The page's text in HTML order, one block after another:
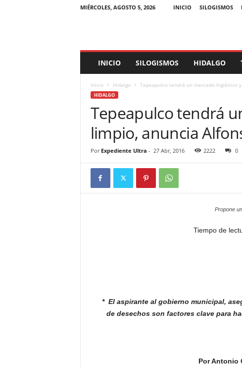
MIÉRCOLES, AGOSTO 5, 2026 INICIO SILOGISMOS
p
INICIO SILOGISMOS HIDALGO
Inicio Hidalgo Tepeapulco tendrá un mercado higiénico
HIDALGO
Tepeapulco tendrá
limpio, anuncia
Por Expediente Ultra - 27 Abr, 2016 2222 0
Propone
Tiempo de
* El aspirante al gobierno municipal,
de desechos son factores clave para
Por Antonio